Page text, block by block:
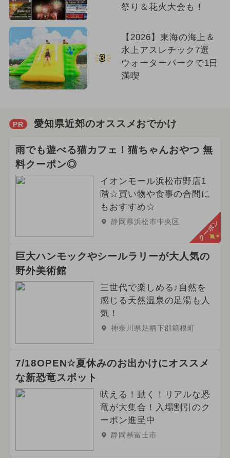
祭り＆花火大会も！
3
【2026】東海の海上＆
水上アスレチック7選
ウォーターパークで1日
満喫
PR 愛知県近郊のオススメおでかけ
雨でも遊べる猫カフェ！猫ちゃんおやつ 無
料クーポン◎
イオンモール浜松市野店1
階☆買い物や食事の合間に
もおすすめ☆
静岡県浜松市中央区 クーポン
巨大ハンモックやシールラリーが大人気の
野外美術館
三世代で楽しめる♪自然を
感じる天然温泉の足湯も人
気！
神奈川県足柄下郡箱根町
7/18OPEN☆夏休みのお出かけにオススメ
な新恐竜スポット
吠える！動く！リアルな恐
竜が大集合！入場割引のク
ーポン進呈中
静岡県富士市